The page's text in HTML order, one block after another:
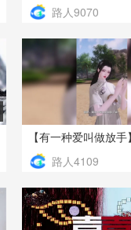
路人9070
【有一种爱叫做放
路人4109